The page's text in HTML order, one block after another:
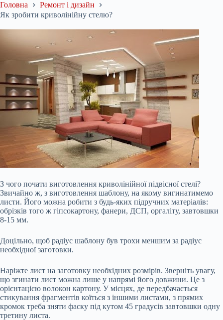
Головна
Ремонт і дизайн
Як зробити криволінійну стелю?
З чого почати виготовлення криволінійної підвісної стелі?
Звичайно ж, з виготовлення шаблону, на якому вигинатимемо
листи. Його можна робити з будь-яких підручних матеріалів:
обрізків того ж гіпсокартону, фанери, ДСП, оргаліту, завтовшки
8-15 мм.
Доцільно, щоб радіус шаблону був трохи меншим за радіус
необхідної заготовки.
Наріжте лист на заготовку необхідних розмірів. Зверніть увагу,
що згинати лист можна лише у напрямі його довжини. Це з
орієнтацією волокон картону. У місцях, де передбачається
стикування фрагментів коїться з іншими листами, з прямих
кромок треба зняти фаску під кутом 45 градусів завтовшки одну
третину листа.